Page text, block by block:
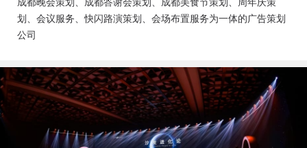
划、会议服务、快闪路演策划、会场布置服务为一体的广告策划
公司